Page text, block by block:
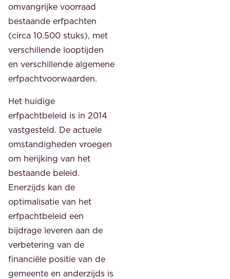
omvangrijke voorraad
bestaande erfpachten
(circa 10.500 stuks), met
verschillende looptijden
en verschillende algemene
erfpachtvoorwaarden.
Het huidige
erfpachtbeleid is in 2014
vastgesteld. De actuele
omstandigheden vroegen
om herijking van het
bestaande beleid.
Enerzijds kan de
optimalisatie van het
erfpachtbeleid een
bijdrage leveren aan de
verbetering van de
financiële positie van de
gemeente en anderzijds is